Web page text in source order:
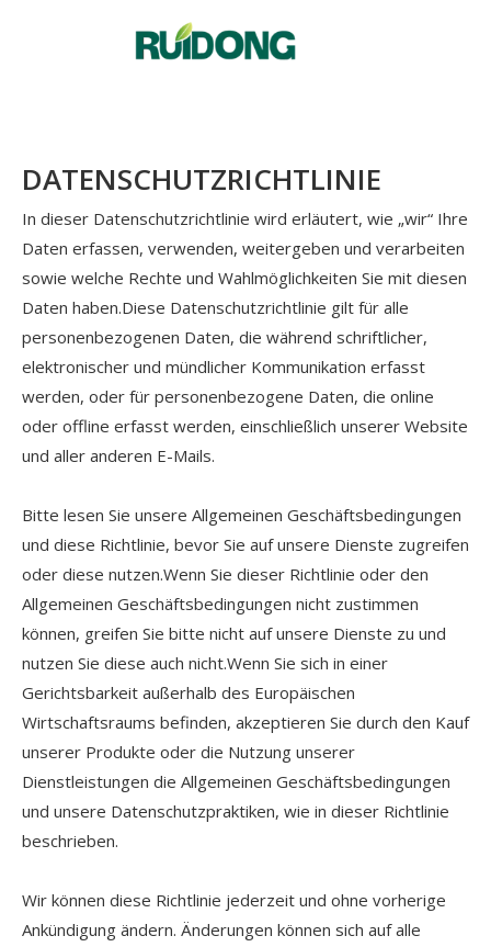
Pусский
Español
Português
Italiano
한국어
Nederlands
Türk dili
DATENSCHUTZRICHTLINIE
In dieser Datenschutzrichtlinie wird erläutert, wie „wir“ Ihre
Daten erfassen, verwenden, weitergeben und verarbeiten
sowie welche Rechte und Wahlmöglichkeiten Sie mit diesen
Daten haben.Diese Datenschutzrichtlinie gilt für alle
personenbezogenen Daten, die während schriftlicher,
elektronischer und mündlicher Kommunikation erfasst
werden, oder für personenbezogene Daten, die online
oder offline erfasst werden, einschließlich unserer Website
und aller anderen E-Mails.
Bitte lesen Sie unsere Allgemeinen Geschäftsbedingungen
und diese Richtlinie, bevor Sie auf unsere Dienste zugreifen
oder diese nutzen.Wenn Sie dieser Richtlinie oder den
Allgemeinen Geschäftsbedingungen nicht zustimmen
können, greifen Sie bitte nicht auf unsere Dienste zu und
nutzen Sie diese auch nicht.Wenn Sie sich in einer
Gerichtsbarkeit außerhalb des Europäischen
Wirtschaftsraums befinden, akzeptieren Sie durch den Kauf
unserer Produkte oder die Nutzung unserer
Dienstleistungen die Allgemeinen Geschäftsbedingungen
und unsere Datenschutzpraktiken, wie in dieser Richtlinie
beschrieben.
Wir können diese Richtlinie jederzeit und ohne vorherige
Ankündigung ändern. Änderungen können sich auf alle